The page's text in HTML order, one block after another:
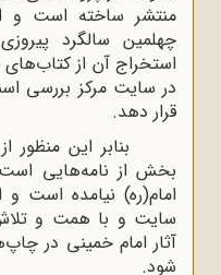
منتشر ساخته است و
چهلمین سالگرد
استخراج آن از
در سایت مرکز بررسی
قرار دهد.
بنابر این منظور
بخش از نامه‌هایی
امام(ره) نیامده است
سایت و با همت و
آثار امام خمینی در
شود.